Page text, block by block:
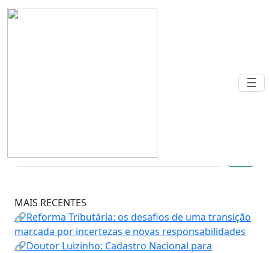
Warning
☰
MAIS RECENTES
🔗Reforma Tributária: os desafios de uma transição
marcada por incertezas e novas responsabilidades
🔗Doutor Luizinho: Cadastro Nacional para